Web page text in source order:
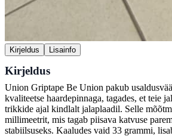
Kirjeldus Lisainfo
Kirjeldus
Union Griptape Be Union pakub
kvaliteetse haardepinnaga, tagades, et teie
trikkide ajal kindlalt jalaplaadil. Selle
millimeetrit, mis tagab piisava katvuse
stabiilsuseks. Kaaludes vaid 33 grammi,